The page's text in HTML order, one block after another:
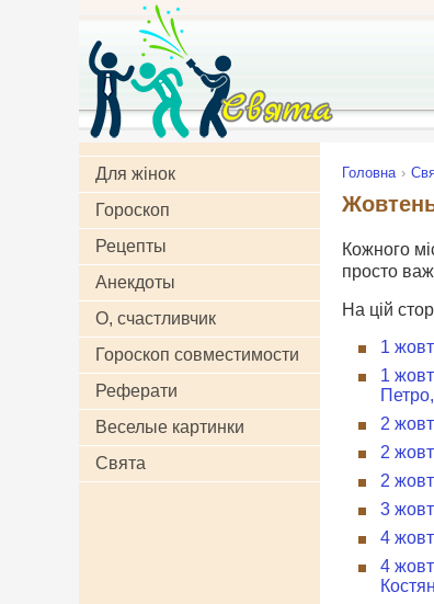
Для жінок
Гороскоп
Рецепты
Анекдоты
О, счастливчик
Гороскоп совместимости
Реферати
Веселые картинки
Свята
Головна
Кожного
просто
На цій
1
1
2
2
2
3
4
4